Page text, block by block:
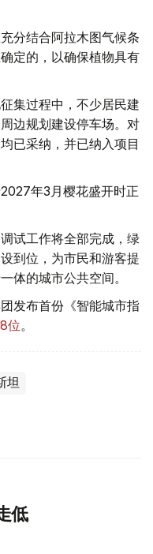
分结合阿拉木图气候条
定的，以确保植物具有
集过程中，不少居民建
边规划建设停车场。对
已采纳，并已纳入项目
年3月樱花盛开时正
试工作将全部完成，绿
到位，为市民和游客提
体的城市公共空间。
发布首份《智能城市指
位。
坦
低